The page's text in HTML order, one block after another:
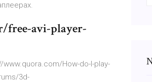
free-avi-player-
How-do-I-play-
3d-